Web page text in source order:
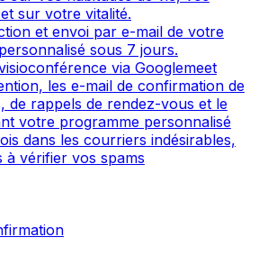
sur votre vitalité.
et envoi par e-mail de votre
sous 7 jours.
via Googlemeet
les e-mail de confirmation de
de rappels de rendez-vous et le
votre programme personnalisé
dans les courriers indésirables,
à vérifier vos spams